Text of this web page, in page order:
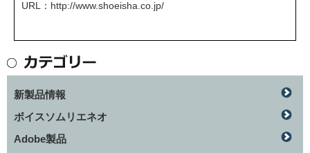
URL： http://www.shoeisha.co.jp/
新製品情報
ボイスソムリエネオ
Adobe製品